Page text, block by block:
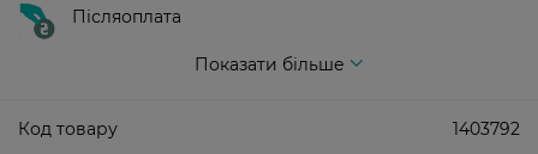
Післяоплата
Показати більше
Код товару 1403792